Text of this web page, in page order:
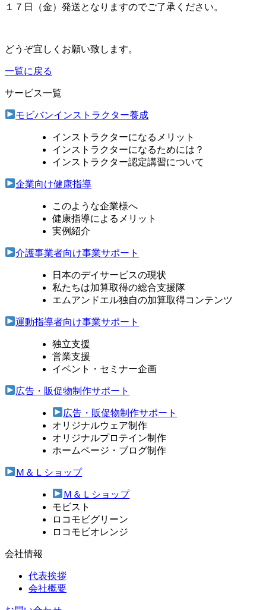
１７日（金）発送となりますのでご了承ください。
どうぞ宜しくお願い致します。
一覧に戻る
サービス一覧
モビバンインストラクター養成
インストラクターになるメリット
インストラクターになるためには？
インストラクター認定講習について
企業向け健康指導
このような企業様へ
健康指導によるメリット
実例紹介
介護事業者向け事業サポート
日本のデイサービスの現状
私たちは加算取得の総合支援隊
エムアンドエル独自の加算取得コンテンツ
運動指導者向け事業サポート
独立支援
営業支援
イベント・セミナー企画
広告・販促物制作サポート
広告・販促物制作サポート
オリジナルウェア制作
オリジナルプロテイン制作
ホームページ・ブログ制作
Ｍ＆Ｌショップ
Ｍ＆Ｌショップ
モビスト
ロコモビグリーン
ロコモビオレンジ
会社情報
代表挨拶
会社概要